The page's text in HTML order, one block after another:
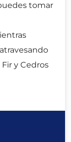
tomar
y Cedros